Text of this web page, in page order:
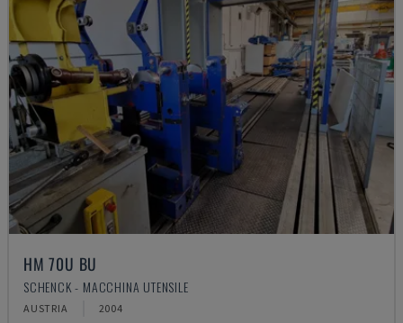
HM 70U BU
SCHENCK - MACCHINA UTENSILE
AUSTRIA 2004